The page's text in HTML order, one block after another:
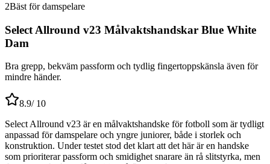
2Bäst för damspelare
Select Allround v23 Målvaktshandskar Blue White
Dam
Bra grepp, bekväm passform och tydlig fingertoppskänsla även för
mindre händer.
8.9/ 10
Select Allround v23 är en målvaktshandske för fotboll som är tydligt
anpassad för damspelare och yngre juniorer, både i storlek och
konstruktion. Under testet stod det klart att det här är en handske
som prioriterar passform och smidighet snarare än rå slitstyrka, men